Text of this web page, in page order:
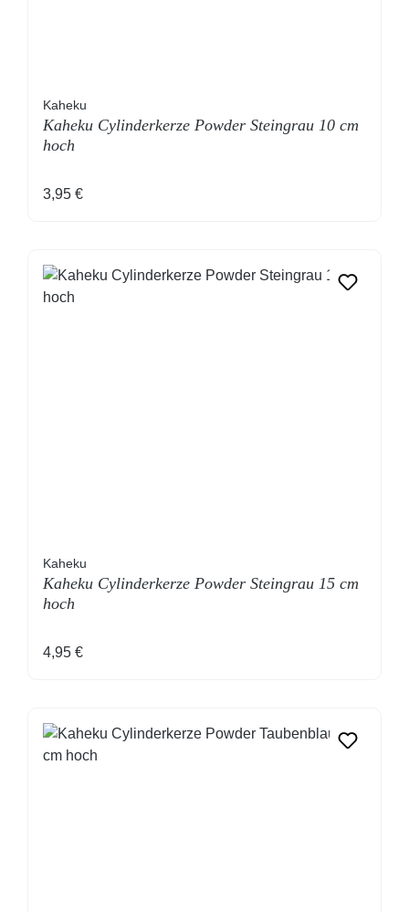
Kaheku
Kaheku Cylinderkerze Powder Steingrau 10 cm
hoch
Regulärer Preis:
3,95 €
Kaheku
Kaheku Cylinderkerze Powder Steingrau 15 cm
hoch
Regulärer Preis:
4,95 €